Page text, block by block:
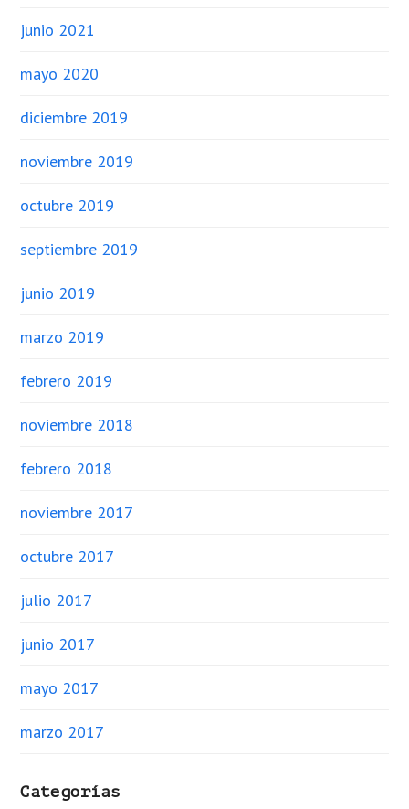
junio 2021
mayo 2020
diciembre 2019
noviembre 2019
octubre 2019
septiembre 2019
junio 2019
marzo 2019
febrero 2019
noviembre 2018
febrero 2018
noviembre 2017
octubre 2017
julio 2017
junio 2017
mayo 2017
marzo 2017
Categorías